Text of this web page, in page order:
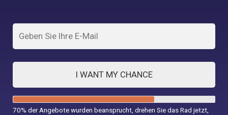
Das Weihnachtskleid Weihnachten Jahr 50 Kleid
I WANT MY CHANCE
70% der Angebote wurden beansprucht, drehen Sie das Rad jetzt,